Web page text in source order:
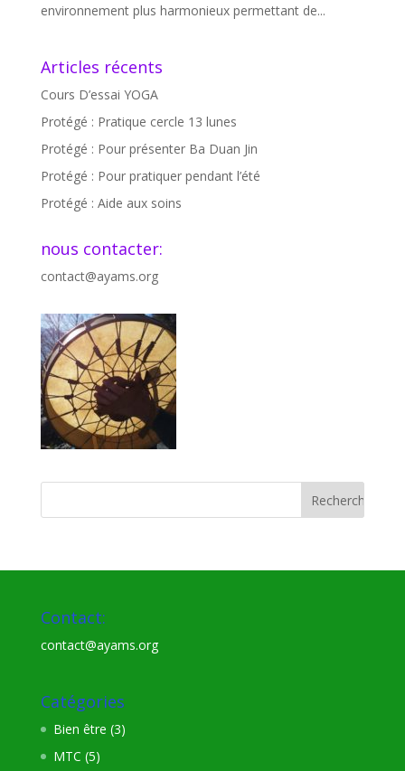
environnement plus harmonieux permettant de...
Articles récents
Cours D’essai YOGA
Protégé : Pratique cercle 13 lunes
Protégé : Pour présenter Ba Duan Jin
Protégé : Pour pratiquer pendant l’été
Protégé : Aide aux soins
nous contacter:
contact@ayams.org
Contact:
contact@ayams.org
Catégories
Bien être (3)
MTC (5)